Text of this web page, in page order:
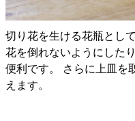
切り花を生ける花瓶とし
花を倒れないようにした
便利です。 さらに上皿を
えます。